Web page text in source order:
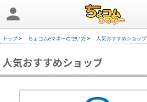
person
トップ > ちょコムeマネーの使い方 > 人気おすすめショップ
人気おすすめショップ